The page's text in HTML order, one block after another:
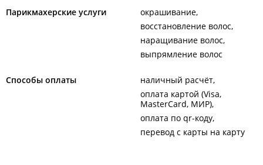
Парикмахерские услуги
окрашивание
восстановление волос
наращивание волос
выпрямление волос
Способы оплаты
наличный расчёт
оплата картой (Visa,
MasterCard, МИР)
оплата по qr-коду
перевод с карты на карту